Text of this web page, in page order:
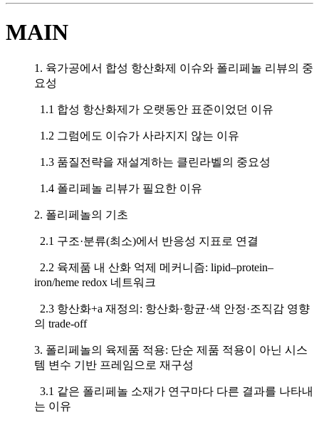
MAIN
1. 육가공에서 합성 항산화제 이슈와 폴리페놀 리뷰의 중
요성
1.1 합성 항산화제가 오랫동안 표준이었던 이유
1.2 그럼에도 이슈가 사라지지 않는 이유
1.3 품질전략을 재설계하는 클린라벨의 중요성
1.4 폴리페놀 리뷰가 필요한 이유
2. 폴리페놀의 기초
2.1 구조·분류(최소)에서 반응성 지표로 연결
2.2 육제품 내 산화 억제 메커니즘: lipid–protein–
iron/heme redox 네트워크
2.3 항산화+a 재정의: 항산화·항균·색 안정·조직감 영향
의 trade-off
3. 폴리페놀의 육제품 적용: 단순 제품 적용이 아닌 시스
템 변수 기반 프레임으로 재구성
3.1 같은 폴리페놀 소재가 연구마다 다른 결과를 나타내
는 이유